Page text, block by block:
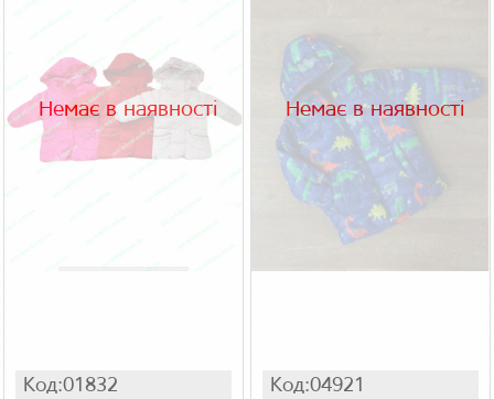
Немає в наявності
Код:01832
Немає в наявності
Код:04921